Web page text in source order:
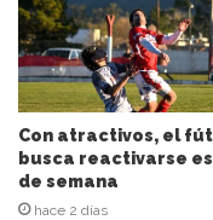
r
e
c
c
i
ó
n
d
Con atractivos, el
busca reactivarse
de semana
hace 2 días